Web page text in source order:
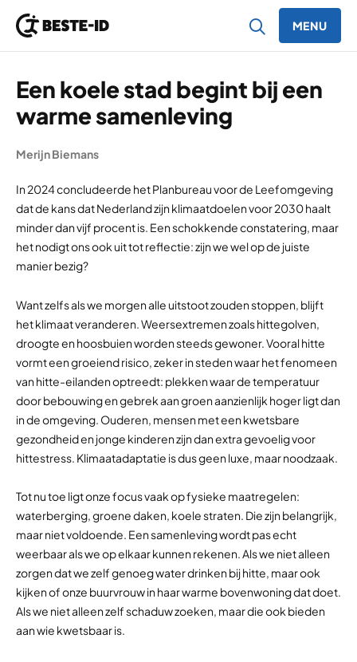
MENU
Een koele stad begint bij een
warme samenleving
Merijn Biemans
In 2024 concludeerde het Planbureau voor de Leefomgeving
dat de kans dat Nederland zijn klimaatdoelen voor 2030 haalt
minder dan vijf procent is. Een schokkende constatering, maar
het nodigt ons ook uit tot reflectie: zijn we wel op de juiste
manier bezig?
Want zelfs als we morgen alle uitstoot zouden stoppen, blijft
het klimaat veranderen. Weersextremen zoals hittegolven,
droogte en hoosbuien worden steeds gewoner. Vooral hitte
vormt een groeiend risico, zeker in steden waar het fenomeen
van hitte-eilanden optreedt: plekken waar de temperatuur
door bebouwing en gebrek aan groen aanzienlijk hoger ligt dan
in de omgeving. Ouderen, mensen met een kwetsbare
gezondheid en jonge kinderen zijn dan extra gevoelig voor
hittestress. Klimaatadaptatie is dus geen luxe, maar noodzaak.
Tot nu toe ligt onze focus vaak op fysieke maatregelen:
waterberging, groene daken, koele straten. Die zijn belangrijk,
maar niet voldoende. Een samenleving wordt pas echt
weerbaar als we op elkaar kunnen rekenen. Als we niet alleen
zorgen dat we zelf genoeg water drinken bij hitte, maar ook
kijken of onze buurvrouw in haar warme bovenwoning dat doet.
Als we niet alleen zelf schaduw zoeken, maar die ook bieden
aan wie kwetsbaar is.